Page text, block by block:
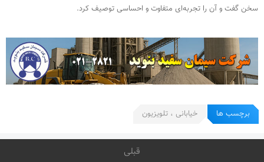
سخن گفت و آن را تجربه‌ای متفاوت و احساسی توصیف کرد.
برچسب ها خیابانی ، تلویزیون
قبلی